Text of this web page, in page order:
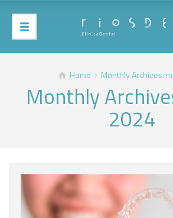
Home Monthly Archives:
Monthly
2024